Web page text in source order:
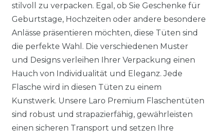
stilvoll zu verpacken. Egal, ob Sie Geschenke für
Geburtstage, Hochzeiten oder andere besondere
Anlässe präsentieren möchten, diese Tüten sind
die perfekte Wahl. Die verschiedenen Muster
und Designs verleihen Ihrer Verpackung einen
Hauch von Individualität und Eleganz. Jede
Flasche wird in diesen Tüten zu einem
Kunstwerk. Unsere Laro Premium Flaschentüten
sind robust und strapazierfähig, gewährleisten
einen sicheren Transport und setzen Ihre